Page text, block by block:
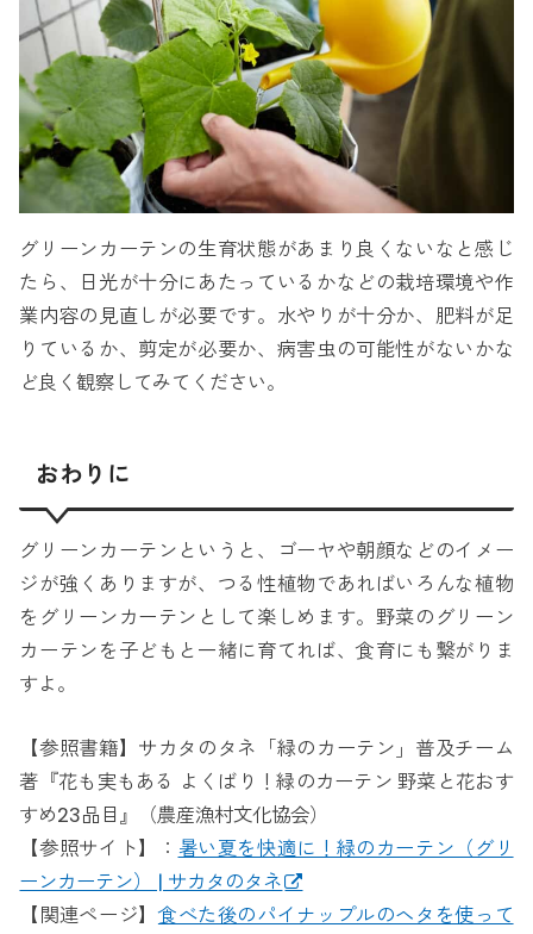
グリーンカーテンの生育状態があまり良くないなと感じ
たら、日光が十分にあたっているかなどの栽培環境や作
業内容の見直しが必要です。水やりが十分か、肥料が足
りているか、剪定が必要か、病害虫の可能性がないかな
ど良く観察してみてください。
おわりに
グリーンカーテンというと、ゴーヤや朝顔などのイメー
ジが強くありますが、つる性植物であればいろんな植物
をグリーンカーテンとして楽しめます。野菜のグリーン
カーテンを子どもと一緒に育てれば、食育にも繋がりま
すよ。
【参照書籍】サカタのタネ「緑のカーテン」普及チーム
著『花も実もある よくばり！緑のカーテン 野菜と花おす
すめ23品目』（農産漁村文化協会）
【参照サイト】： 暑い夏を快適に！緑のカーテン（グリ
ーンカーテン） | サカタのタネ
【関連ページ】食べた後のパイナップルのヘタを使って